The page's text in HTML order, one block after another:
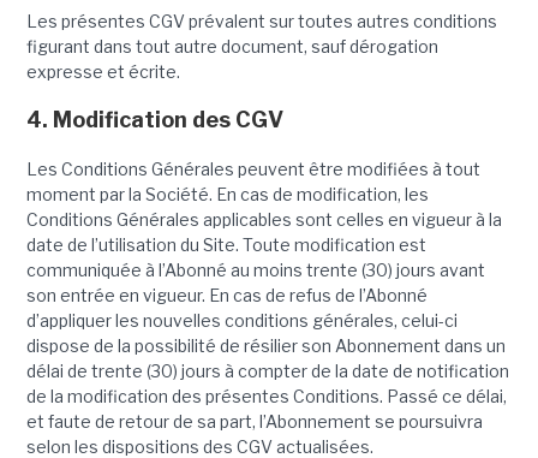
Les présentes CGV prévalent sur toutes autres conditions
figurant dans tout autre document, sauf dérogation
expresse et écrite.
4. Modification des CGV
Les Conditions Générales peuvent être modifiées à tout
moment par la Société. En cas de modification, les
Conditions Générales applicables sont celles en vigueur à la
date de l’utilisation du Site. Toute modification est
communiquée à l’Abonné au moins trente (30) jours avant
son entrée en vigueur. En cas de refus de l’Abonné
d’appliquer les nouvelles conditions générales, celui-ci
dispose de la possibilité de résilier son Abonnement dans un
délai de trente (30) jours à compter de la date de notification
de la modification des présentes Conditions. Passé ce délai,
et faute de retour de sa part, l’Abonnement se poursuivra
selon les dispositions des CGV actualisées.